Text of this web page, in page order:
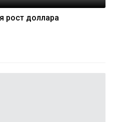
рост доллара